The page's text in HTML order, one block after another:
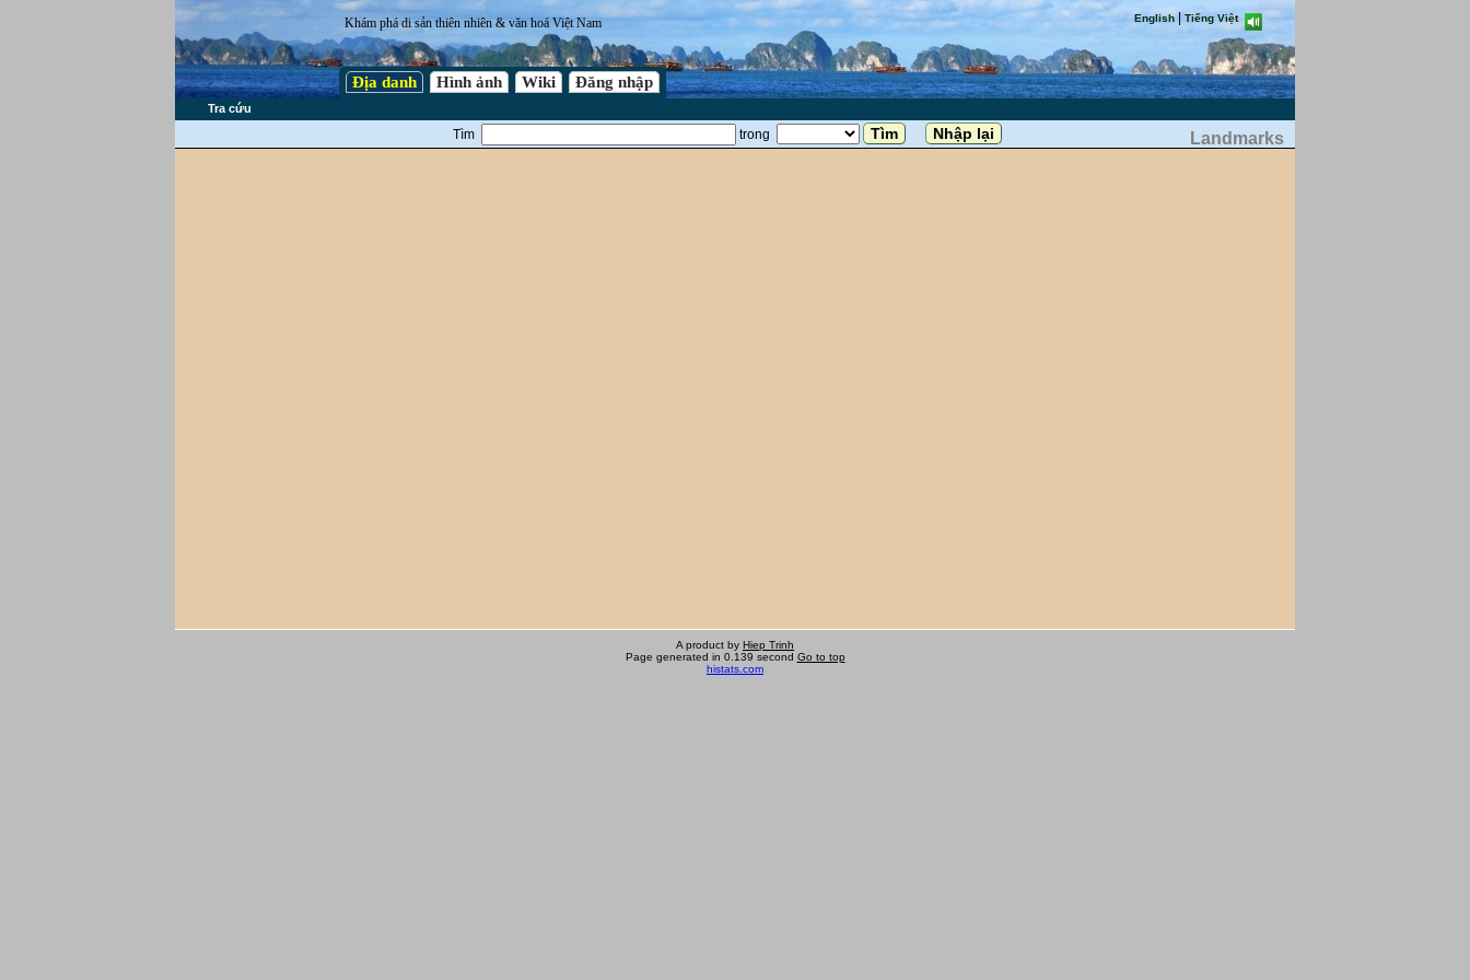
Khám phá di sản thiên nhiên & văn hoá Việt Nam English| Tiếng Việt
Địa danh Hình ảnh Wiki Đăng nhập
Tra cứu
Tìm trong Landmarks
A product by Hiep Trinh
Page generated in 0.139 second Go to top